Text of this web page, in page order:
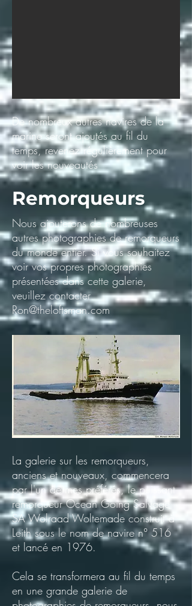
De nombreux autres navires de la
marine seront ajoutés au fil du
temps, revenez régulièrement pour
voir les nouveautés
Remorqueurs
Nous ajouterons de nombreuses
autres photographies de remorqueurs
du monde entier. Si vous souhaitez
voir vos propres photographies
présentées dans cette galerie,
veuillez contacter
Ron@theloftsman.com
La galerie sur les remorqueurs,
anciens et nouveaux, commencera
par l'un de mes préférés, le puissant
remorqueur Ocean Going Salvage
SA Wolraad Woltemade construit à
Leith sous le nom de navire n° 516
et lancé en 1976.
Cela se transformera au fil du temps
en une grande galerie de